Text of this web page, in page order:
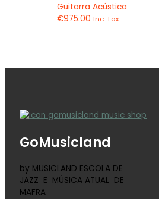
Guitarra Acústica
€975.00 Inc. Tax
GoMusicland
by MUSICLAND ESCOLA DE
JAZZ E MÚSICA ATUAL DE
MAFRA